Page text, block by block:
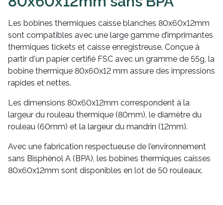
Les bobines thermiques caisse blanches 80x60x12mm
sont compatibles avec une large gamme d’imprimantes
thermiques tickets et caisse enregistreuse. Conçue à
partir d'un papier certifié FSC avec un gramme de 55g, la
bobine thermique 80x60x12 mm assure des impressions
rapides et nettes.
Les dimensions 80x60x12mm correspondent à la
largeur du rouleau thermique (80mm), le diamètre du
rouleau (60mm) et la largeur du mandrin (12mm).
Avec une fabrication respectueuse de l’environnement
sans Bisphénol A (BPA), les bobines thermiques caisses
80x60x12mm sont disponibles en lot de 50 rouleaux.